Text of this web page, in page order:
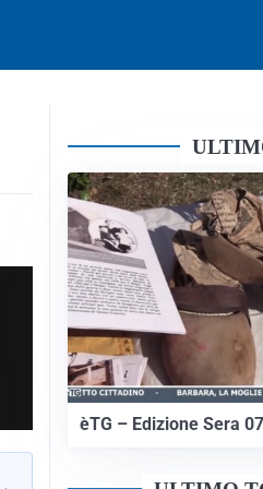
èTG – Edizione Sera